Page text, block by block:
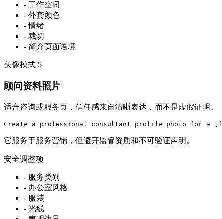
- 工作空间
- 外套颜色
-情绪
- 裁切
- 简介页面语境
头像模式 5
顾问资料照片
适合咨询或服务页，信任感来自清晰表达，而不是虚假证明。
Create a professional consultant profile photo for a
它服务于服务营销，但避开监管资质和不可验证声明。
安全调整项
- 服务类别
- 办公室风格
- 服装
- 光线